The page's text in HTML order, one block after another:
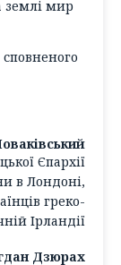
землі мир
Єпархії
в Лондоні,
греко-
Ірландії
Дзюрах